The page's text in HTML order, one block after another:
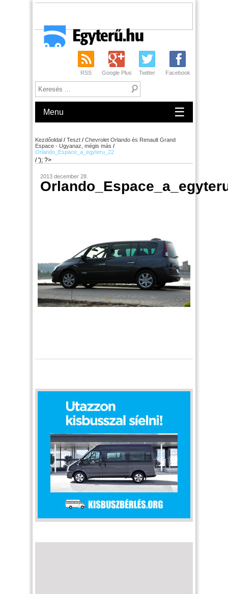
RSS Google Plus Twitter Facebook
Menu ☰
Kezdőoldal / Teszt / Chevrolet Orlando és Renault Grand
Espace - Ugyanaz, mégis más /
Orlando_Espace_a_egyteru_22
/ '); ?>
2013 december 28.